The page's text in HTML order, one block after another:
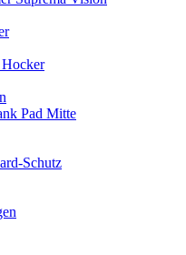
Pad Mitte
Schutz